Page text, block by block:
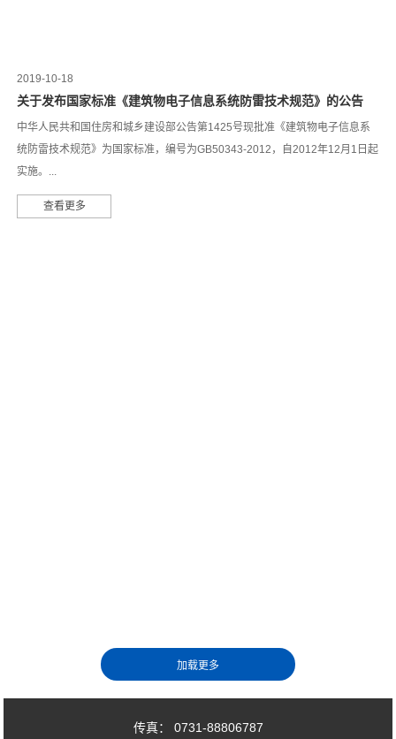
2019-10-18
关于发布国家标准《建筑物电子信息系统防雷技术规范》的公告
中华人民共和国住房和城乡建设部公告第1425号现批准《建筑物电子信息系
统防雷技术规范》为国家标准，编号为GB50343-2012，自2012年12月1日起
实施。...
查看更多
传真： 0731-88806787